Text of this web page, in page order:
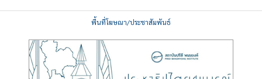
พื้นที่โฆษณา/ประชาสัมพันธ์